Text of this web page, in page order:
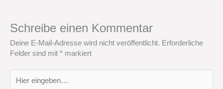
Schreibe einen Kommentar
Deine E-Mail-Adresse wird nicht veröffentlicht. Erforderliche
Felder sind mit * markiert
eingeben…